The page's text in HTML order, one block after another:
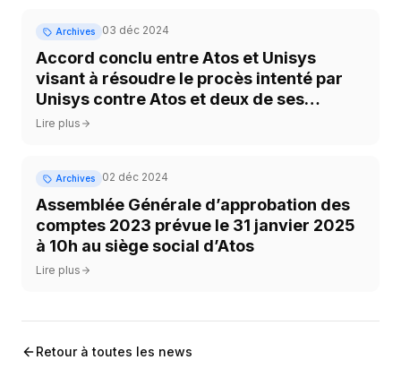
Archives 03 déc 2024
Accord conclu entre Atos et Unisys
visant à résoudre le procès intenté par
Unisys contre Atos et deux de ses
employés
Lire plus
Archives 02 déc 2024
Assemblée Générale d’approbation des
comptes 2023 prévue le 31 janvier 2025
à 10h au siège social d’Atos
Lire plus
Retour à toutes les news